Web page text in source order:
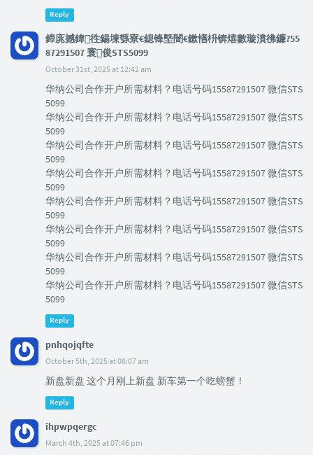
Reply
鍗庣撼鍏徃鍚堜綔寮€鎴锋墍闇€鏉愭枡锛熺數璇濆彿鐮?55
87291507 寰俊STS5099
October 31st, 2025 at 12:42 am
华纳公司合作开户所需材料？电话号码15587291507 微信STS
5099
华纳公司合作开户所需材料？电话号码15587291507 微信STS
5099
华纳公司合作开户所需材料？电话号码15587291507 微信STS
5099
华纳公司合作开户所需材料？电话号码15587291507 微信STS
5099
华纳公司合作开户所需材料？电话号码15587291507 微信STS
5099
华纳公司合作开户所需材料？电话号码15587291507 微信STS
5099
华纳公司合作开户所需材料？电话号码15587291507 微信STS
5099
华纳公司合作开户所需材料？电话号码15587291507 微信STS
5099
Reply
pnhqojqfte
October 5th, 2025 at 06:07 am
新盘新盘 这个月刚上新盘 新车第一个吃螃蟹！
Reply
ihpwpqergc
March 4th, 2025 at 07:46 pm